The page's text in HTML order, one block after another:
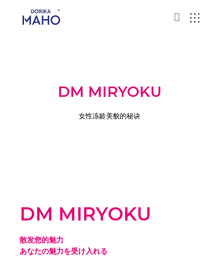
DM MIRYOKU
女性冻龄美貌的秘诀
DM MIRYOKU
散发您的魅力
あなたの魅力を受け入れる